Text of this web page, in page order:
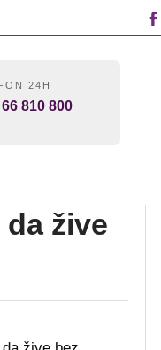
24H
810 800
žive